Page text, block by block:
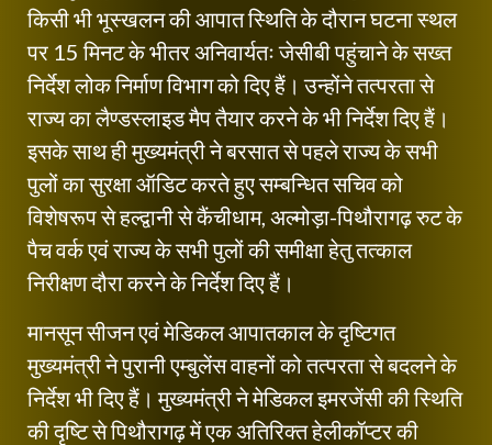
किसी भी भूस्खलन की आपात स्थिति के दौरान घटना स्थल
पर 15 मिनट के भीतर अनिवार्यतः जेसीबी पहुंचाने के सख्त
निर्देश लोक निर्माण विभाग को दिए हैं। उन्होंने तत्परता से
राज्य का लैण्डस्लाइड मैप तैयार करने के भी निर्देश दिए हैं।
इसके साथ ही मुख्यमंत्री ने बरसात से पहले राज्य के सभी
पुलों का सुरक्षा ऑडिट करते हुए सम्बन्धित सचिव को
विशेषरूप से हल्द्वानी से कैंचीधाम, अल्मोड़ा-पिथौरागढ़ रुट के
पैच वर्क एवं राज्य के सभी पुलों की समीक्षा हेतु तत्काल
निरीक्षण दौरा करने के निर्देश दिए हैं।
मानसून सीजन एवं मेडिकल आपातकाल के दृष्टिगत
मुख्यमंत्री ने पुरानी एम्बुलेंस वाहनों को तत्परता से बदलने के
निर्देश भी दिए हैं। मुख्यमंत्री ने मेडिकल इमरजेंसी की स्थिति
की दृष्टि से पिथौरागढ़ में एक अतिरिक्त हेलीकॉप्टर की